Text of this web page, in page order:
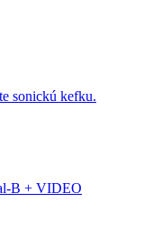
sonickú kefku.
B + VIDEO